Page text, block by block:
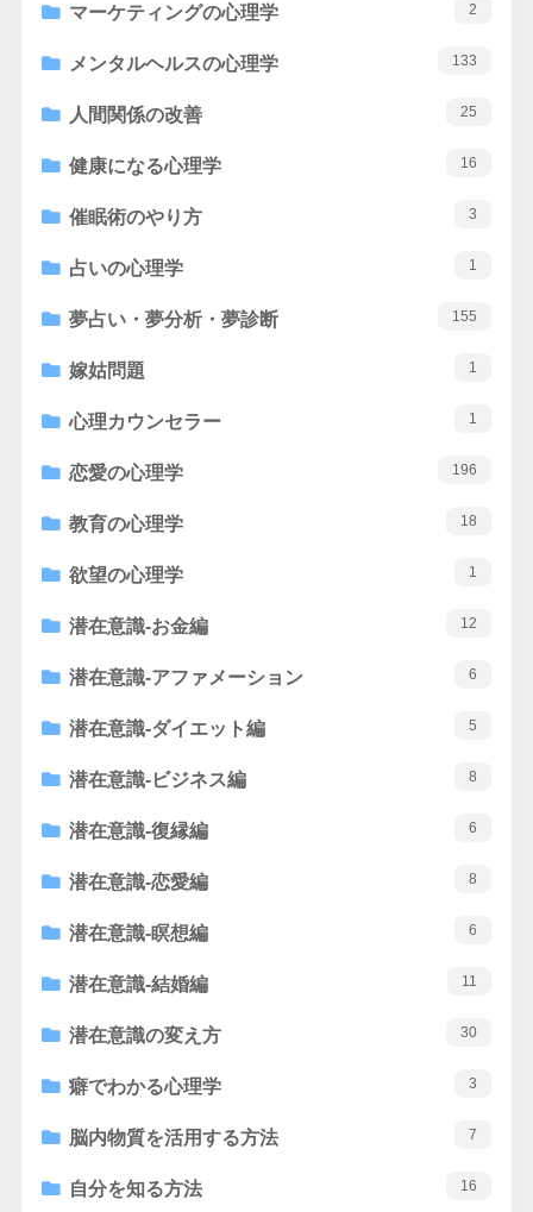
マーケティングの心理学 2
メンタルヘルスの心理学 133
人間関係の改善 25
健康になる心理学 16
催眠術のやり方 3
占いの心理学 1
夢占い・夢分析・夢診断 155
嫁姑問題 1
心理カウンセラー 1
恋愛の心理学 196
教育の心理学 18
欲望の心理学 1
潜在意識-お金編 12
潜在意識-アファメーション 6
潜在意識-ダイエット編 5
潜在意識-ビジネス編 8
潜在意識-復縁編 6
潜在意識-恋愛編 8
潜在意識-瞑想編 6
潜在意識-結婚編 11
潜在意識の変え方 30
癖でわかる心理学 3
脳内物質を活用する方法 7
自分を知る方法 16